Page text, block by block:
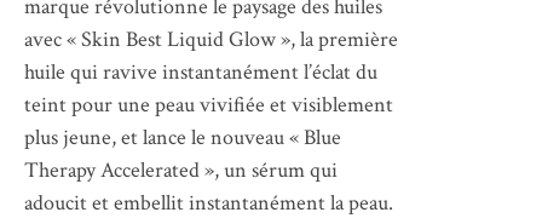
marque révolutionne le paysage des huiles
avec « Skin Best Liquid Glow », la première
huile qui ravive instantanément l’éclat du
teint pour une peau vivifiée et visiblement
plus jeune, et lance le nouveau « Blue
Therapy Accelerated », un sérum qui
adoucit et embellit instantanément la peau.